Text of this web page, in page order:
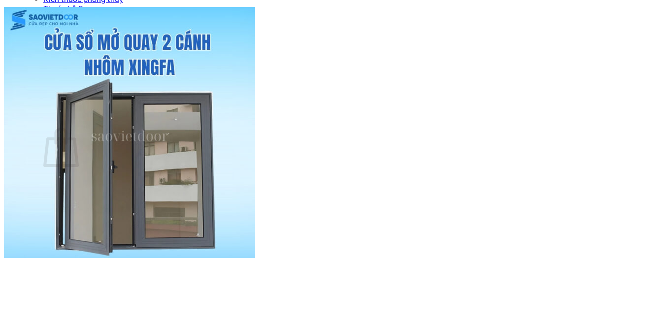
Thước Lỗ Ban
Hướng dẫn kỹ thuật
Tài Liệu Catalogue
Videos
Dự án
Công trình dân dụng
Công trình biệt thự
Nhà máy & Showroom
Tìm kiếm:
Chưa có sản phẩm trong giỏ hàng.
Quay trở lại cửa hàng
Tìm kiếm: